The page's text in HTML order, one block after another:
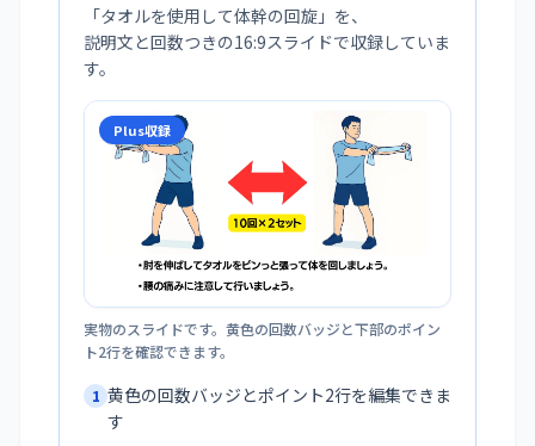
「タオルを使用して体幹の回旋 」を、
説明文と回数つきの16:9スライドで収録していま
す。
Plus収録
実物のスライドです。黄色の回数バッジと下部のポイン
ト2行を確認できます。
1 黄色の回数バッジとポイント2行を編集できま
す